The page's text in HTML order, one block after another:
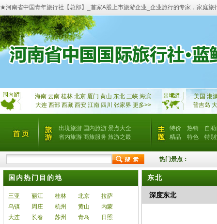
★河南省中国青年旅行社【总部】_首家A股上市旅游企业_企业旅行的专家，家庭旅
海南 云南 桂林 北京 厦门 黄山 东北 三峡 海滨
大连 西部 西藏 西安 江南 四川 张家界 更多>>
美国 港
普吉岛
出境旅游 国内旅游 景点大全
省内旅游 商旅服务 旅游之最
特价 热销
自
精品
特色 特
热门景点：
国内热门目的地
三亚 丽江 桂林 北京
拉萨
乌镇
周庄 杭州 黄山
内蒙
大连
长春 苏州 青岛
日照
东北
深度东北